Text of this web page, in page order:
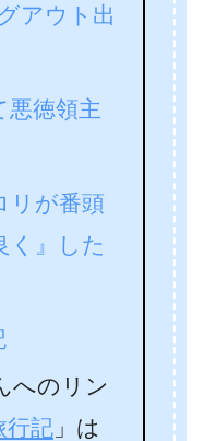
アウト出
悪徳領主
リが番頭
く』した
へのリン
行記 」は